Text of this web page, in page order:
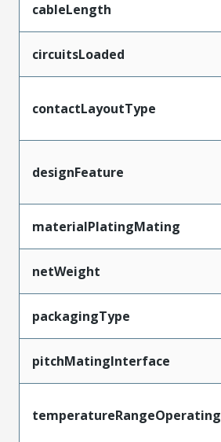
cableLength
circuitsLoaded
contactLayoutType
designFeature
materialPlatingMating
netWeight
packagingType
pitchMatingInterface
temperatureRangeOperating